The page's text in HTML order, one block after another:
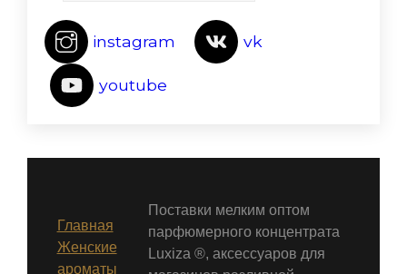
instagram vk
youtube
Главная
Женские
ароматы
Поставки мелким оптом
парфюмерного концентрата
Luxiza ®, аксессуаров для